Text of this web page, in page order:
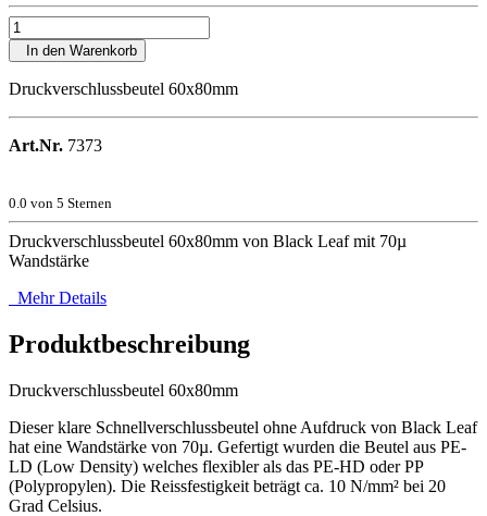
In den Warenkorb
Druckverschlussbeutel 60x80mm
Art.Nr. 7373
0.0 von 5 Sternen
Druckverschlussbeutel 60x80mm von Black Leaf mit 70µ
Wandstärke
Mehr Details
Produktbeschreibung
Druckverschlussbeutel 60x80mm
Dieser klare Schnellverschlussbeutel ohne Aufdruck von Black Leaf
hat eine Wandstärke von 70µ. Gefertigt wurden die Beutel aus PE-
LD (Low Density) welches flexibler als das PE-HD oder PP
(Polypropylen). Die Reissfestigkeit beträgt ca. 10 N/mm² bei 20
Grad Celsius.